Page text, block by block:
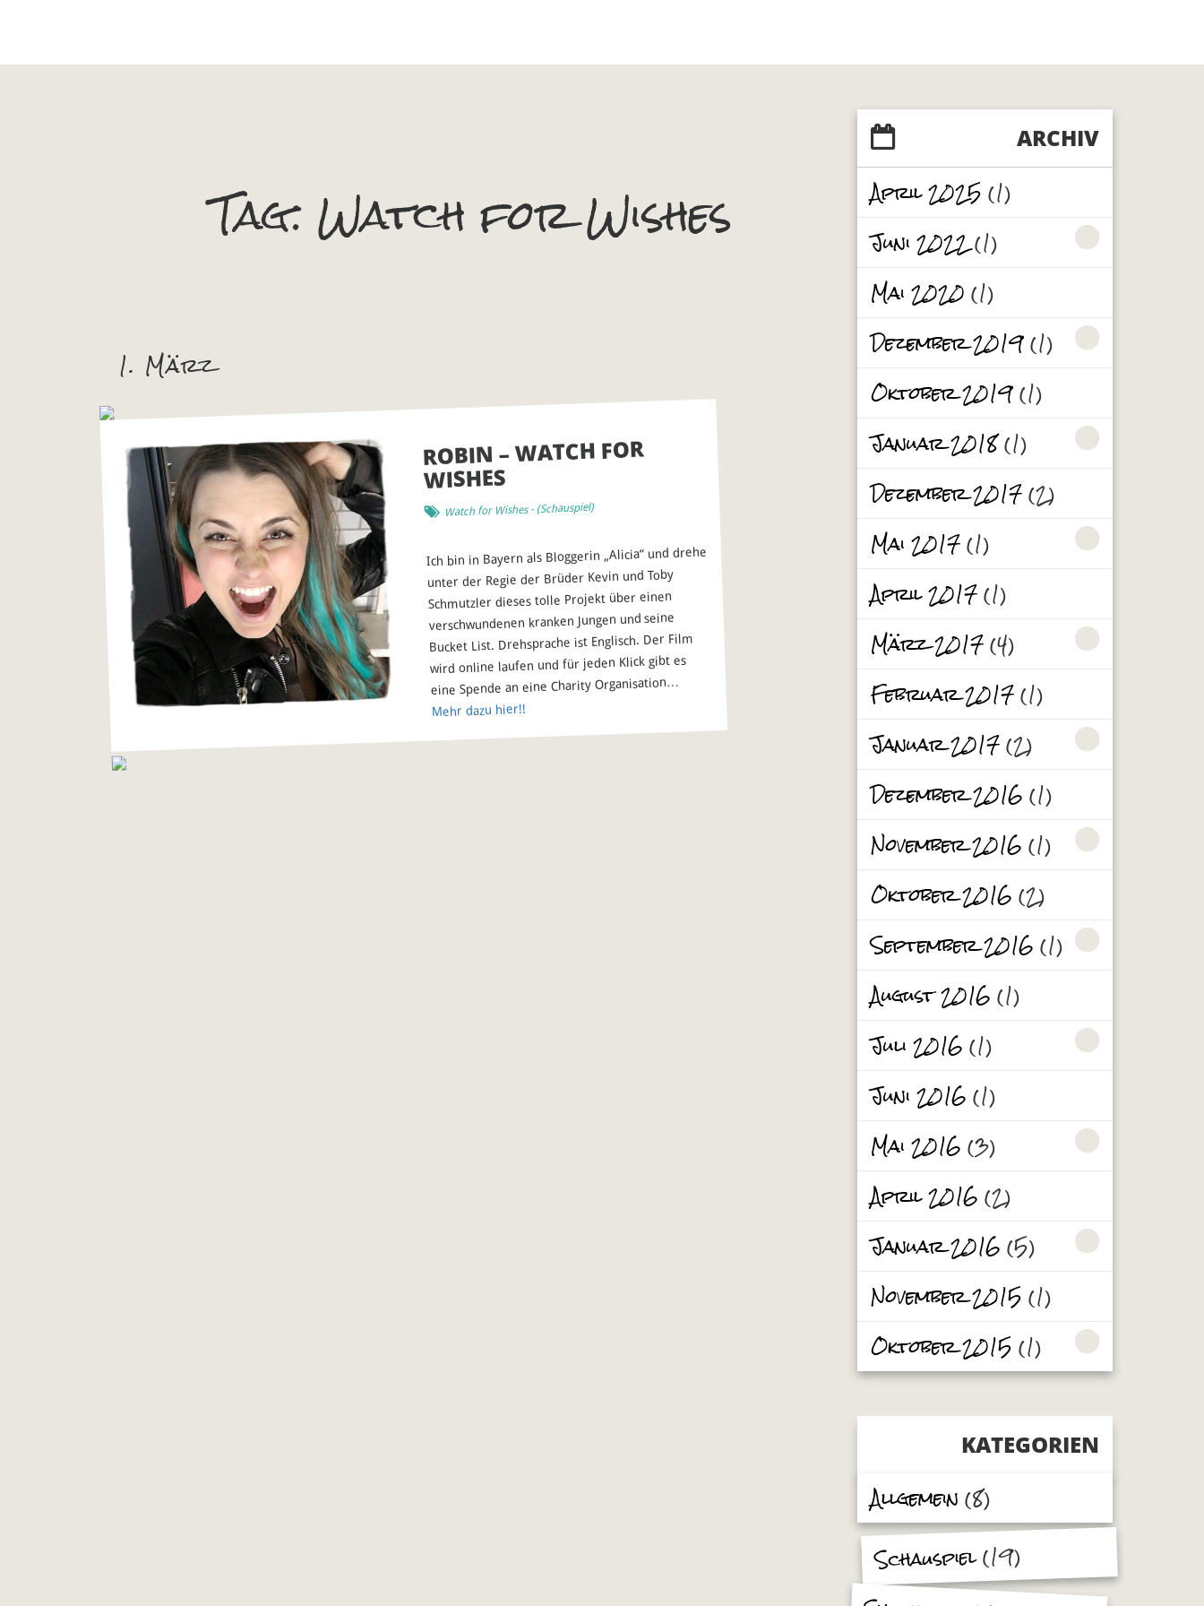
ARCHIV
April 2025(1)
Juni 2022(1)
Mai 2020(1)
Dezember 2019(1)
Oktober 2019(1)
Januar 2018(1)
Dezember 2017(2)
Mai 2017(1)
April 2017(1)
März 2017(4)
Februar 2017(1)
Januar 2017(2)
Dezember 2016(1)
November 2016(1)
Oktober 2016(2)
September 2016(1)
August 2016(1)
Juli 2016(1)
Juni 2016(1)
Mai 2016(3)
April 2016(2)
Januar 2016(5)
November 2015(1)
Oktober 2015(1)
KATEGORIEN
Allgemein(8)
Schauspiel(19)
Tag:Watch for Wishes
1. März
ROBIN – WATCH FOR
WISHES
Watch for Wishes- (Schauspiel)
Ich bin in Bayern als Bloggerin „Alicia“ und drehe
unter der Regie der Brüder Kevin und Toby
Schmutzler dieses tolle Projekt über einen
verschwundenen kranken Jungen und seine
Bucket List. Drehsprache ist Englisch. Der Film
wird online laufen und für jeden Klick gibt es
eine Spende an eine Charity Organisation…
Mehr dazu hier!!